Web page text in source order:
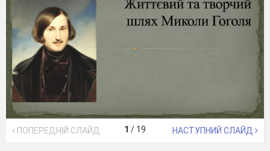
ПОПЕРЕДНІЙ СЛАЙД 1 / 19 НАСТУПНИЙ СЛАЙД